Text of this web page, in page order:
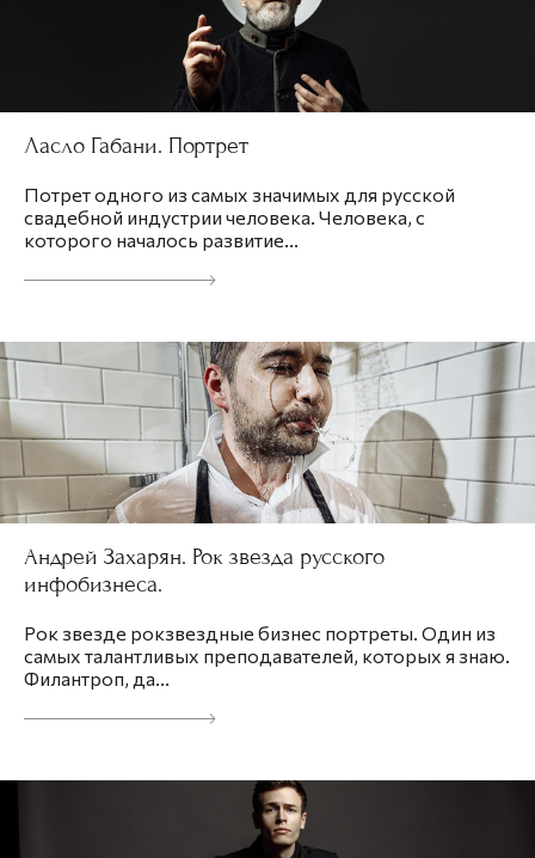
Ласло Габани. Портрет
Потрет одного из самых значимых для русской
свадебной индустрии человека. Человека, с
которого началось развитие...
Андрей Захарян. Рок звезда русского
инфобизнеса.
Рок звезде рокзвездные бизнес портреты. Один из
самых талантливых преподавателей, которых я знаю.
Филантроп, да...